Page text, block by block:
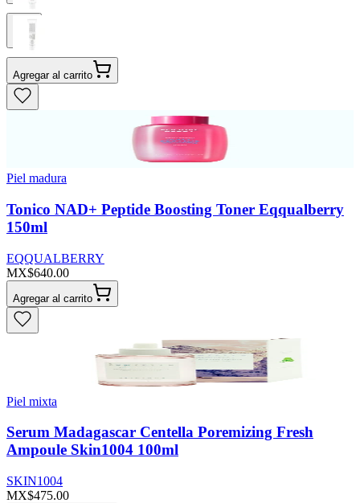
Agregar al carrito
Piel madura
Tonico NAD+ Peptide Boosting Toner Eqqualberry
150ml
EQQUALBERRY
MX$640.00
Agregar al carrito
Piel mixta
Serum Madagascar Centella Poremizing Fresh
Ampoule Skin1004 100ml
SKIN1004
MX$475.00